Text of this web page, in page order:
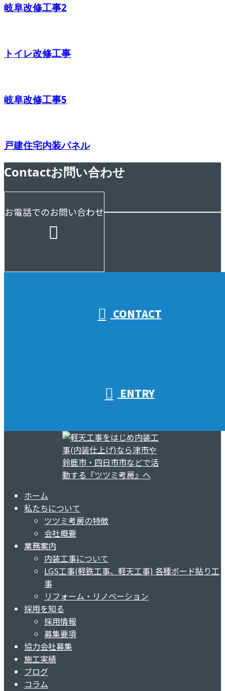
岐阜改修工事2
トイレ改修工事
岐阜改修工事5
戸建住宅内装パネル
Contactお問い合わせ
お電話でのお問い合わせ
CONTACT
ENTRY
ホーム
私たちについて
ツツミ考房の特徴
会社概要
業務案内
内装工事について
LGS工事(軽鉄工事、軽天工事) 各種ボード貼り工
事
リフォーム・リノベーション
採用を知る
採用情報
募集要項
協力会社募集
施工実績
ブログ
コラム